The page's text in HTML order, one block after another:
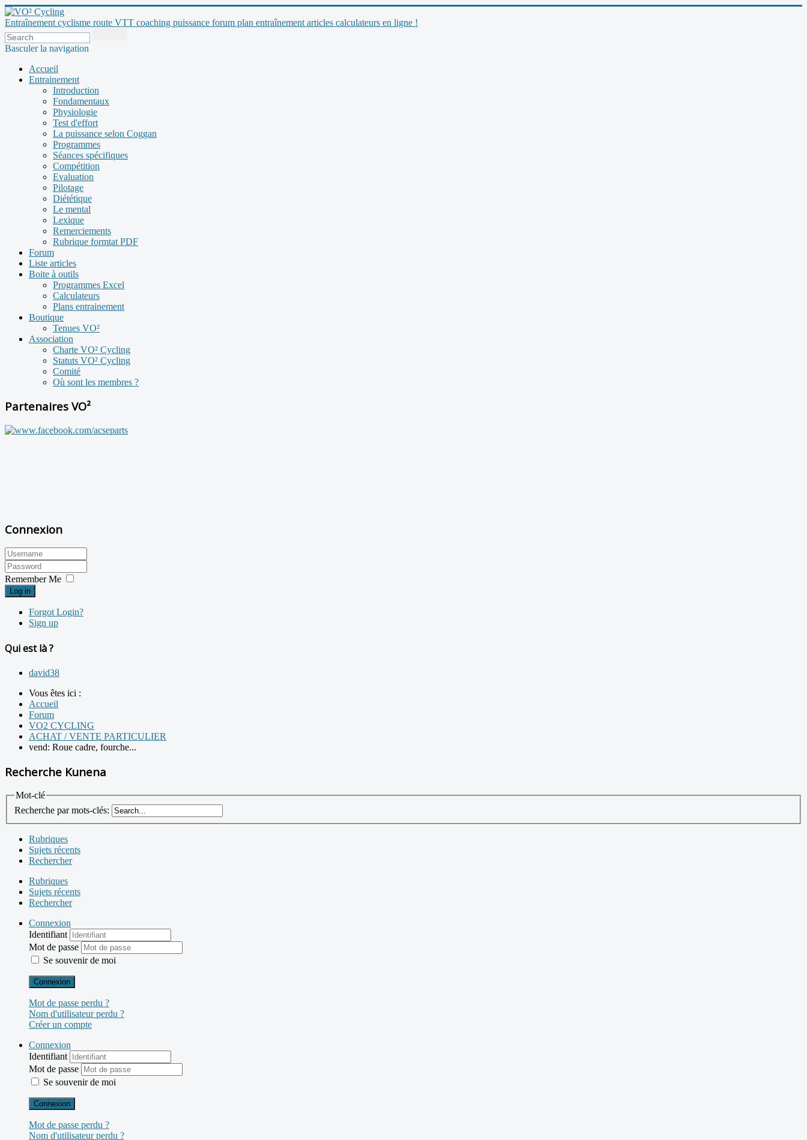
Entraînement cyclisme route VTT coaching puissance forum plan entraînement articles calculateurs en ligne !
Basculer la navigation
Accueil
Entrainement
Introduction
Fondamentaux
Physiologie
Test d'effort
La puissance selon Coggan
Programmes
Séances spécifiques
Compétition
Evaluation
Pilotage
Diététique
Le mental
Lexique
Remerciements
Rubrique formtat PDF
Forum
Liste articles
Boite à outils
Programmes Excel
Calculateurs
Plans entrainement
Boutique
Tenues VO²
Association
Charte VO² Cycling
Statuts VO² Cycling
Comité
Où sont les membres ?
Partenaires VO²
Connexion
Remember Me
Log in
Forgot Login?
Sign up
Qui est là ?
david38
Vous êtes ici :
Accueil
Forum
VO2 CYCLING
ACHAT / VENTE PARTICULIER
vend: Roue cadre, fourche...
Recherche Kunena
Mot-clé
Recherche par mots-clés:
Rubriques
Sujets récents
Rechercher
Rubriques
Sujets récents
Rechercher
Connexion
Identifiant
Mot de passe
Se souvenir de moi
Connexion
Mot de passe perdu ?
Nom d'utilisateur perdu ?
Créer un compte
Connexion
Identifiant
Mot de passe
Se souvenir de moi
Connexion
Mot de passe perdu ?
Nom d'utilisateur perdu ?